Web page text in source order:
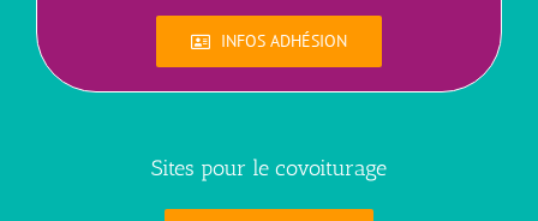
INFOS ADHÉSION
Sites pour le covoiturage